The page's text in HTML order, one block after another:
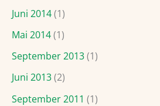
Juni 2014(1)
Mai 2014(1)
September 2013(1)
Juni 2013(2)
September 2011 (1)